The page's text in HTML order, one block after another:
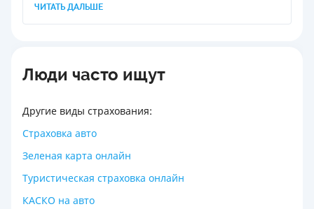
ответственности владельцев транспортных
средств. По разным оценкам, примерно каждый
ЧИТАТЬ ДАЛЬШЕ
Люди часто ищут
Другие виды страхования:
Страховка авто
Зеленая карта онлайн
Туристическая страховка онлайн
КАСКО на авто